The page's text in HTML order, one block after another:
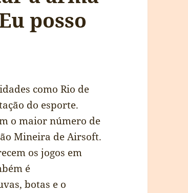
posso
como Rio de
do esporte.
o maior número de
Mineira de Airsoft.
os jogos em
é
botas e o